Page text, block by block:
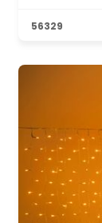
56329